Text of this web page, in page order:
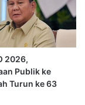
2026,
Publik ke
Turun ke 63